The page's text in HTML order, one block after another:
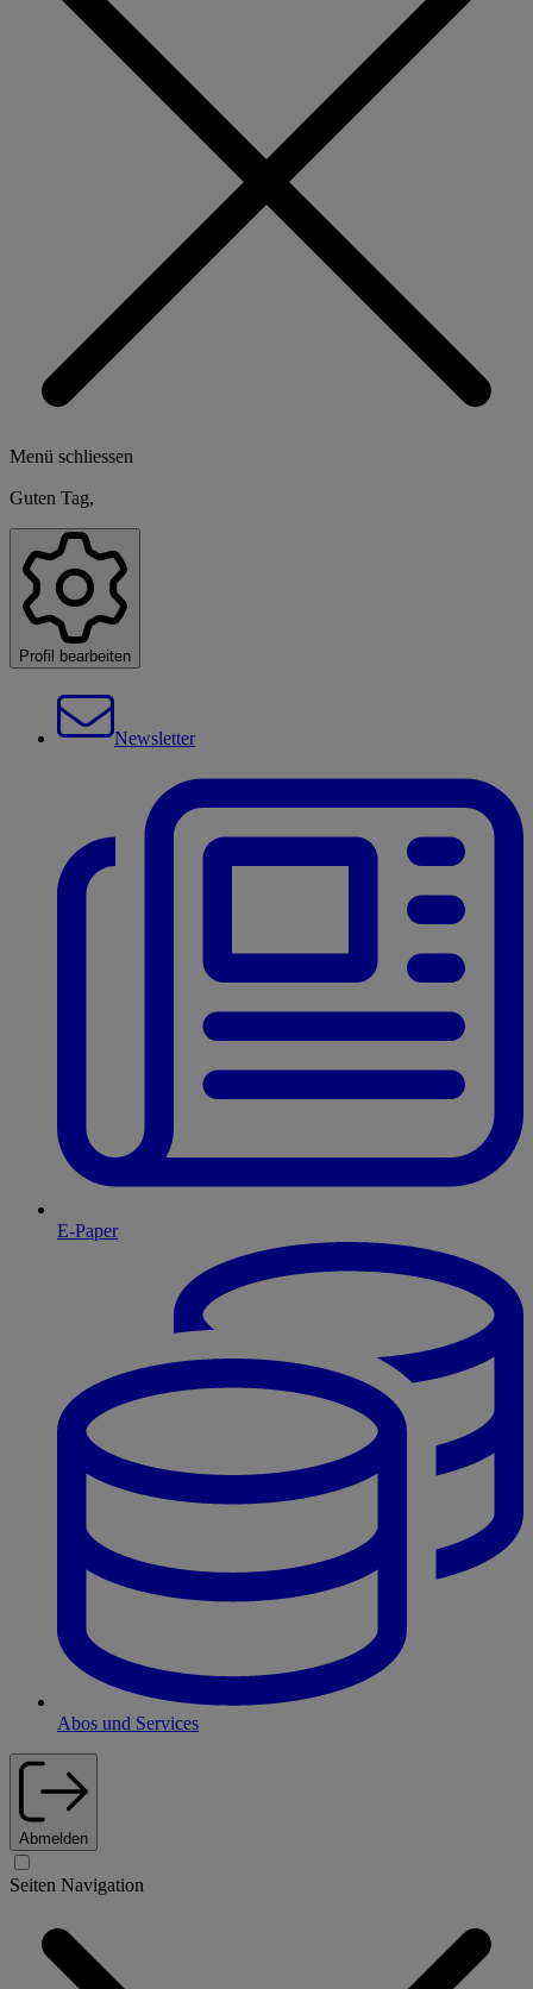
Menü schliessen
Guten Tag,
Profil bearbeiten
Newsletter
E-Paper
Abos und Services
Abmelden
Seiten Navigation